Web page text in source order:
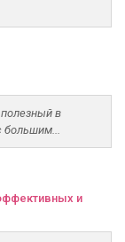
в
большим...
и